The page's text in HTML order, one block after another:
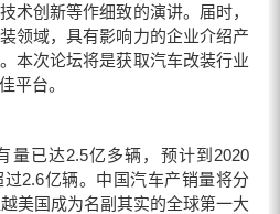
术创新等作细致的演讲。届时，
领域，具有影响力的企业介绍产
本次论坛将是获取汽车改装行业
平台。
已达2.5亿多辆，预计到2020
2.6亿辆。中国汽车产销量将分
美国成为名副其实的全球第一大